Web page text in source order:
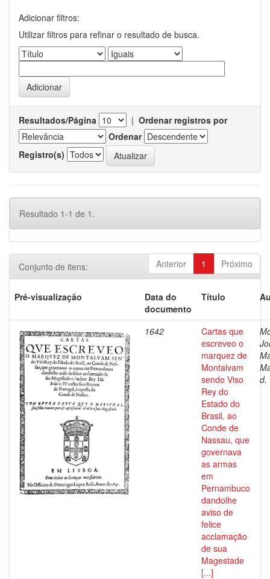
Adicionar filtros:
Utilizar filtros para refinar o resultado de busca.
Resultados/Página | Ordenar registros por
Ordenar
Registro(s)
Resultado 1-1 de 1.
Anterior 1 Próximo
Conjunto de itens:
Pré-visualização
Data do
documento
Título
1642
Cartas que
escreveo o
marquez de
Montalvam
sendo Viso
Rey do
Estado do
Brasil, ao
Conde de
Nassau, que
governava
as armas
em
Pernambuco
dandolhe
aviso de
felice
acclamação
de sua
Magestade
[...]
d.